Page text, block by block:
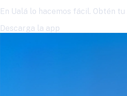
En Ualá lo hacemos fácil. Obtén
Descarga la app